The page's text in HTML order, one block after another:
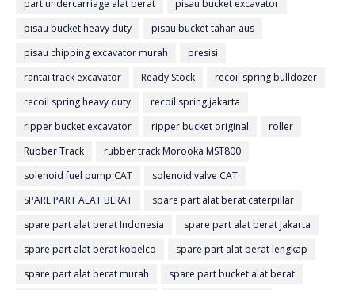
part undercarriage alat berat
pisau bucket excavator
pisau bucket heavy duty
pisau bucket tahan aus
pisau chipping excavator murah
presisi
rantai track excavator
Ready Stock
recoil spring bulldozer
recoil spring heavy duty
recoil spring jakarta
ripper bucket excavator
ripper bucket original
roller
Rubber Track
rubber track Morooka MST800
solenoid fuel pump CAT
solenoid valve CAT
SPARE PART ALAT BERAT
spare part alat berat caterpillar
spare part alat berat Indonesia
spare part alat berat Jakarta
spare part alat berat kobelco
spare part alat berat lengkap
spare part alat berat murah
spare part bucket alat berat